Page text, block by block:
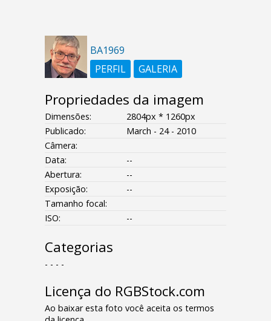
BA1969
PERFIL
GALERIA
Propriedades da imagem
Dimensões:
2804px * 1260px
Publicado:
March - 24 - 2010
Câmera:
Data:
--
Abertura:
--
Exposição:
--
Tamanho focal:
ISO:
--
Categorias
- - - -
Licença do RGBStock.com
Ao baixar esta foto você aceita os termos